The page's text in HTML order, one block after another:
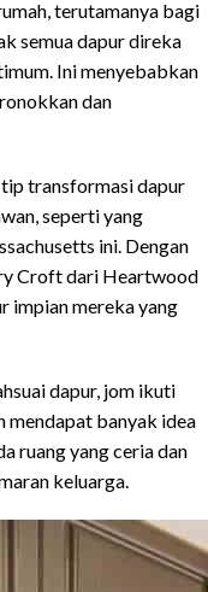
terutamanya bagi
semua dapur direka
Ini menyebabkan
dan
transformasi dapur
seperti yang
ini. Dengan
Croft dari Heartwood
impian mereka yang
dapur, jom ikuti
mendapat banyak idea
ruang yang ceria dan
keluarga.